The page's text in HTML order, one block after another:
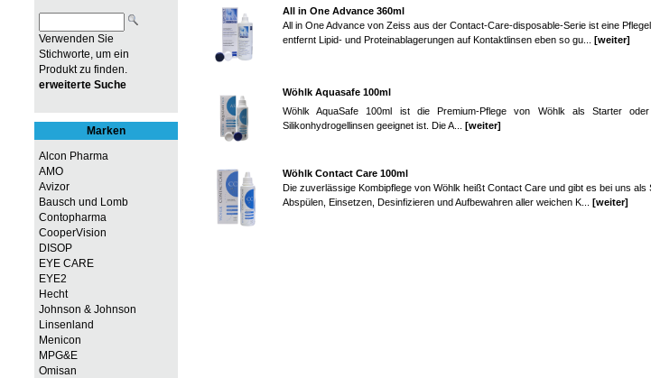
Verwenden Sie
Stichworte, um ein
Produkt zu finden.
erweiterte Suche
Marken
Alcon Pharma
AMO
Avizor
Bausch und Lomb
Contopharma
CooperVision
DISOP
EYE CARE
EYE2
Hecht
Johnson & Johnson
Linsenland
Menicon
MPG&E
Omisan
All in One Advance 360ml
All in One Advance von Zeiss aus der Contact-Care-disposable-Serie ist eine
entfernt Lipid- und Proteinablagerungen auf Kontaktlinsen eben so gu... [weiter]
Wöhlk Aquasafe 100ml
Wöhlk AquaSafe 100ml ist die Premium-Pflege von Wöhlk als Starter
Silikonhydrogellinsen geeignet ist. Die A... [weiter]
Wöhlk Contact Care 100ml
Die zuverlässige Kombipflege von Wöhlk heißt Contact Care und gibt es bei uns als
Abspülen, Einsetzen, Desinfizieren und Aufbewahren aller weichen K... [weiter]